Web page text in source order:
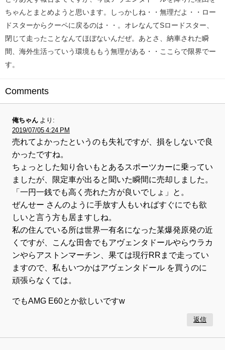
ちゃんとまとめようと思います。しっかしね・・無理だよ・・ロー
ドスターからクーペに戻るのは・・。オレなんてSロードスター、
閉じて走ったことなんてほぼないんだぜ。あとさ、納車された瞬
間、海外生活っていう環境ももう無理がある・・ここらで限界でー
す。
Comments
俺ちゃん より:
2019/07/05 4:24 PM
売れてよかったというのも失礼ですが、損をしないで良
かったですね。
ちょっとした知り合いもとあるスポーツカーに乗ってい
ましたが、限定車が出ると聞いた瞬間に売却しました。
「一円一銭でも高く売れた方が良いでしょ」と。
ぜんせー さんのように手放す人もいればすぐにでも欲
しいと言う方も居ますしね。
私の住んでいる所は世界一有名になった某爆発原発の近
くですが、こんな田舎でもアヴェンタドールやらウラカ
ンやらアストンマーチン、果ては現行RRまで走ってい
ますので、私もいつかはアヴェンタドール を買うのに
頑張らなくては。
でもAMG E60とか欲しいですw
返信